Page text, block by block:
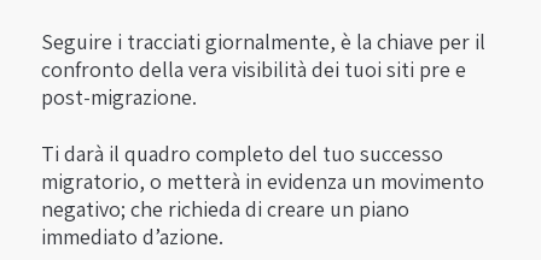
Seguire i tracciati giornalmente, è la chiave per il
confronto della vera visibilità dei tuoi siti pre e
post-migrazione.
Ti darà il quadro completo del tuo successo
migratorio, o metterà in evidenza un movimento
negativo; che richieda di creare un piano
immediato d’azione.